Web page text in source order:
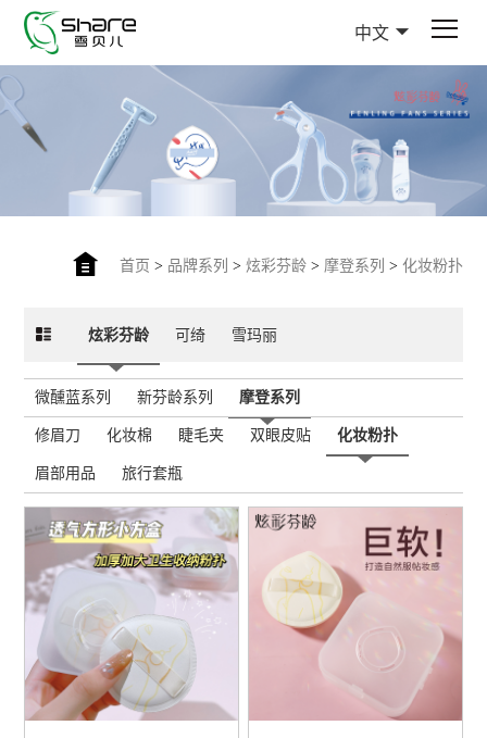
中文
首页 > 品牌系列 > 炫彩芬龄> 摩登系列 > 化妆粉扑
炫彩芬龄 可绮 雪玛丽
微醺蓝系列 新芬龄系列 摩登系列
修眉刀 化妆棉 睫毛夹 双眼皮贴 化妆粉扑
眉部用品 旅行套瓶